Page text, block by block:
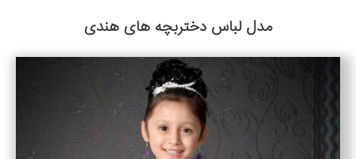
مدل لباس دختربچه های هندی